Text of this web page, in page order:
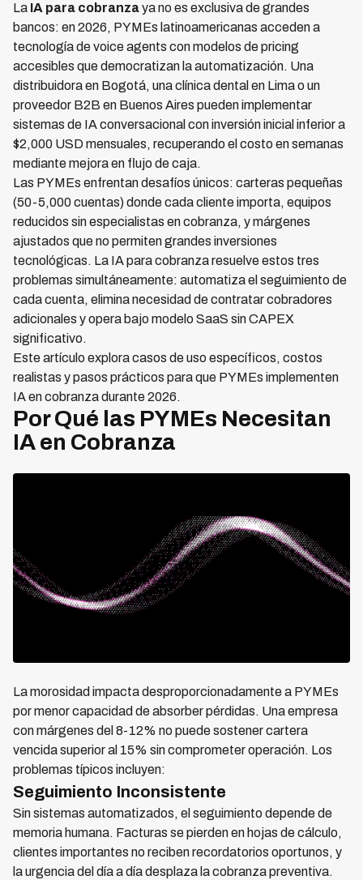
La IA para cobranzaya no es exclusiva de grandes
bancos: en 2026, PYMEs latinoamericanas acceden a
tecnología de voice agents con modelos de pricing
accesibles que democratizan la automatización. Una
distribuidora en Bogotá, una clínica dental en Lima o un
proveedor B2B en Buenos Aires pueden implementar
sistemas de IA conversacional con inversión inicial inferior a
$2,000 USD mensuales, recuperando el costo en semanas
mediante mejora en flujo de caja.
Las PYMEs enfrentan desafíos únicos: carteras pequeñas
(50-5,000 cuentas) donde cada cliente importa, equipos
reducidos sin especialistas en cobranza, y márgenes
ajustados que no permiten grandes inversiones
tecnológicas. La IA para cobranza resuelve estos tres
problemas simultáneamente: automatiza el seguimiento de
cada cuenta, elimina necesidad de contratar cobradores
adicionales y opera bajo modelo SaaS sin CAPEX
significativo.
Este artículo explora casos de uso específicos, costos
realistas y pasos prácticos para que PYMEs implementen
IA en cobranza durante 2026.
Por Qué las PYMEs Necesitan
IA en Cobranza
La morosidad impacta desproporcionadamente a PYMEs
por menor capacidad de absorber pérdidas. Una empresa
con márgenes del 8-12% no puede sostener cartera
vencida superior al 15% sin comprometer operación. Los
problemas típicos incluyen:
Seguimiento Inconsistente
Sin sistemas automatizados, el seguimiento depende de
memoria humana. Facturas se pierden en hojas de cálculo,
clientes importantes no reciben recordatorios oportunos, y
la urgencia del día a día desplaza la cobranza preventiva.